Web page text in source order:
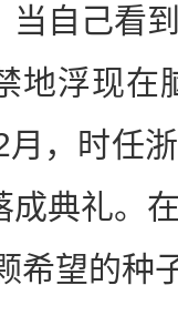
自己看到
地浮现在
，时任
成典礼。
希望的种